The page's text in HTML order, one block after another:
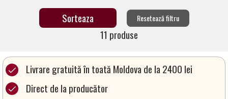
Partner
in
Touch
Resetează filtru
11 produse
Livrare gratuită în toată Moldova de la 2400 lei
Direct de la producător